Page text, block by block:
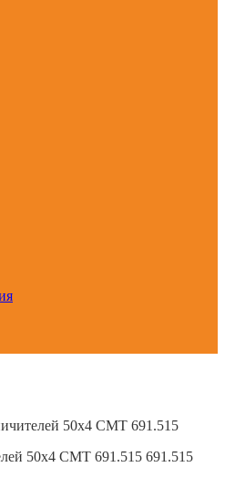
50x4 CMT 691.515
50x4 CMT 691.515 691.515